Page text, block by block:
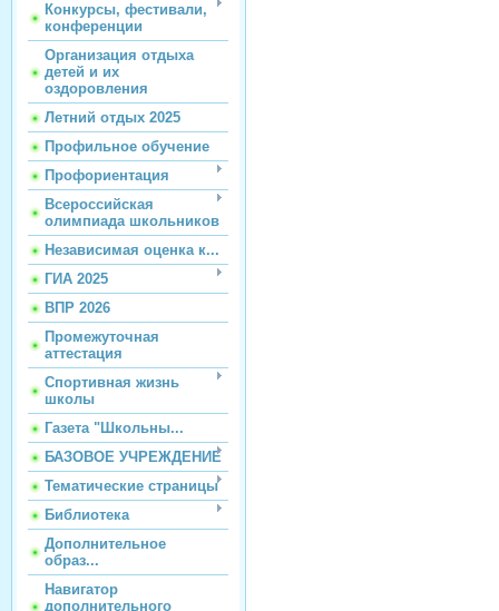
Конкурсы, фестивали,
конференции
Организация отдыха
детей и их
оздоровления
Летний отдых 2025
Профильное обучение
Профориентация
Всероссийская
олимпиада школьников
Независимая оценка к...
ГИА 2025
ВПР 2026
Промежуточная
аттестация
Спортивная жизнь
школы
Газета "Школьны...
БАЗОВОЕ УЧРЕЖДЕНИЕ
Тематические страницы
Библиотека
Дополнительное
образ...
Навигатор
дополнительного